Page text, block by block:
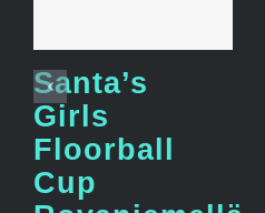
Santa’s
Girls
Floorball
Cup